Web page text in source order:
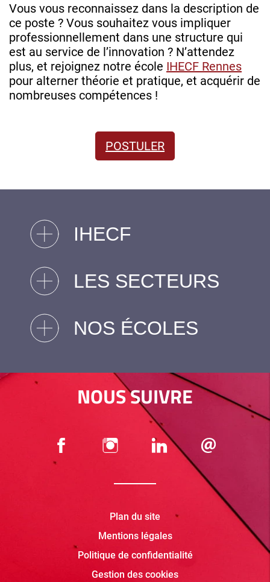
Vous vous reconnaissez dans la description de
ce poste ? Vous souhaitez vous impliquer
professionnellement dans une structure qui
est au service de l’innovation ? N’attendez
plus, et rejoignez notre école IHECF Rennes
pour alterner théorie et pratique, et acquérir de
nombreuses compétences !
POSTULER
IHECF
LES SECTEURS
NOS ÉCOLES
NOUS SUIVRE
Plan du site
Mentions légales
Politique de confidentialité
Gestion des cookies